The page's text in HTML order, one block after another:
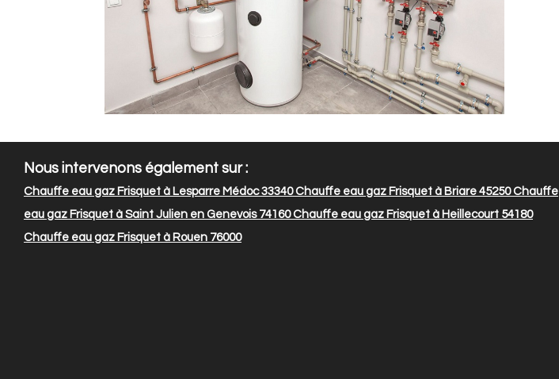
Nous intervenons également sur :
Chauffe eau gaz Frisquet à Lesparre Médoc 33340Chauffe eau gaz Frisquet à Briare 45250Chauffe
eau gaz Frisquet à Saint Julien en Genevois 74160Chauffe eau gaz Frisquet à Heillecourt 54180
Chauffe eau gaz Frisquet à Rouen 76000